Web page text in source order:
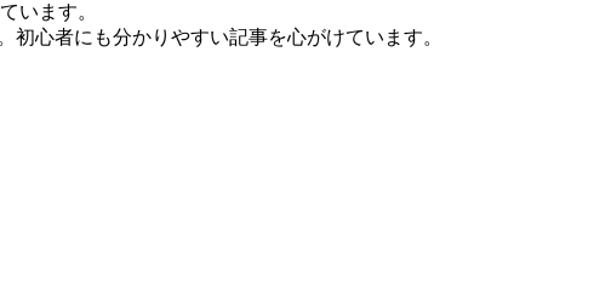
います。
初心者にも分かりやすい記事を心がけています。